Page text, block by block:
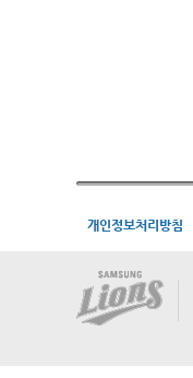
개인정보처리방침